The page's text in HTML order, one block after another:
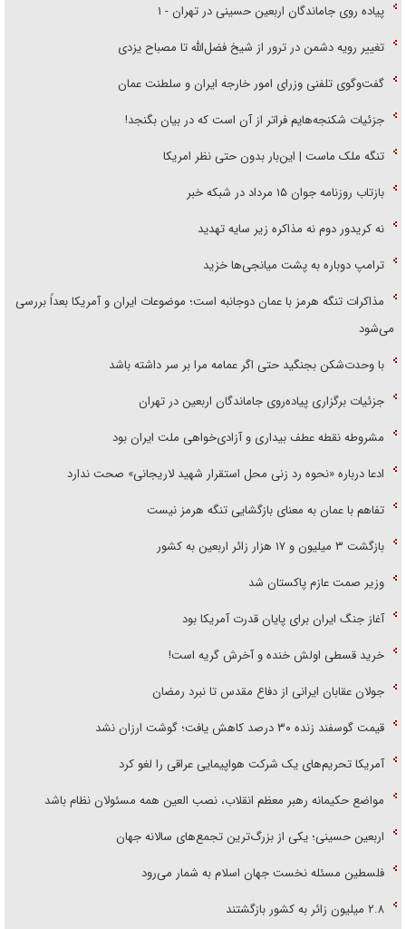
پیاده روی جاماندگان اربعین حسینی در تهران - ۱
تغییر رویه دشمن در ترور از شیخ فضل‌الله تا مصباح یزدی
گفت‌وگوی تلفنی وزرای امور خارجه ایران و سلطنت عمان
جزئیات شکنجه‌هایم فراتر از آن است که در بیان بگنجد!
تنگه ملک ماست | این‌بار بدون حتی نظر امریکا
بازتاب روزنامه جوان ۱۵ مرداد در شبکه خبر
نه کریدور دوم نه مذاکره زیر سایه تهدید
ترامپ دوباره به پشت میانجی‌ها خزید
مذاکرات تنگه هرمز با عمان دوجانبه است؛ موضوعات ایران و آمریکا بعداً بررسی
می‌شود
با وحدت‌شکن بجنگید حتی اگر عمامه مرا بر سر داشته باشد
جزئیات برگزاری پیاده‌روی جاماندگان اربعین در تهران
مشروطه نقطه عطف بیداری و آزادی‌خواهی ملت ایران بود
ادعا درباره «نحوه رد زنی محل استقرار شهید لاریجانی» صحت ندارد
تفاهم با عمان به معنای بازگشایی تنگه هرمز نیست
بازگشت ۳ میلیون و ۱۷ هزار زائر اربعین به کشور
وزیر صمت عازم پاکستان شد
آغاز جنگ ایران برای پایان قدرت آمریکا بود
خرید قسطی اولش خنده و آخرش گریه است!
جولان عقابان ایرانی از دفاع مقدس تا نبرد رمضان
قیمت گوسفند زنده ۳۰ درصد کاهش یافت؛ گوشت ارزان نشد
آمریکا تحریم‌های یک شرکت هواپیمایی عراقی را لغو کرد
مواضع حکیمانه رهبر معظم انقلاب، نصب العین همه مسئولان نظام باشد
اربعین حسینی؛ یکی از بزرگ‌ترین تجمع‌های سالانه جهان
فلسطین مسئله نخست جهان اسلام به شمار می‌رود
۲.۸ میلیون زائر به کشور بازگشتند